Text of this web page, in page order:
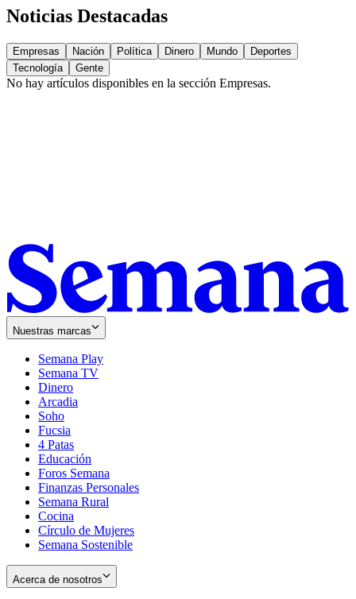
Noticias Destacadas
Empresas Nación Política Dinero Mundo
Deportes
Tecnología
Gente
No hay artículos disponibles en la sección Empresas.
Nuestras marcas
Semana Play
Semana TV
Dinero
Arcadia
Soho
in
new
window
Fucsia
in
new
window
4 Patas
Educación
Foros Semana
Finanzas Personales
Semana Rural
Cocina
Círculo de Mujeres
Semana Sostenible
Acerca de nosotros